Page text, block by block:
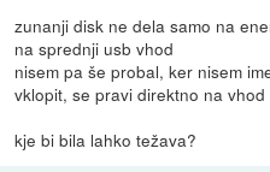
zunanji disk ne dela samo na
na sprednji usb vhod
nisem pa še probal, ker nisem
vklopit, se pravi direktno na
kje bi bila lahko težava?